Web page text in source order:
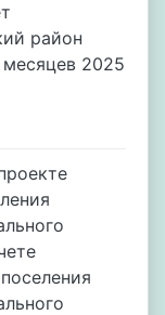
район
2025